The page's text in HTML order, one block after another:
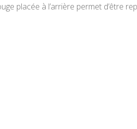
placée à l’arrière permet d’être